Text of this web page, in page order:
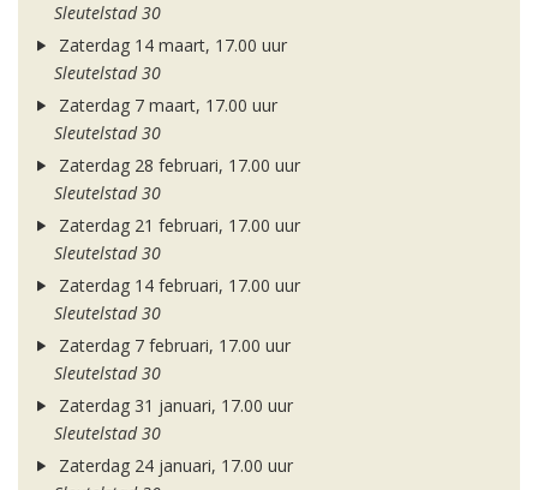
Sleutelstad 30
Zaterdag 14 maart, 17.00 uur
Sleutelstad 30
Zaterdag 7 maart, 17.00 uur
Sleutelstad 30
Zaterdag 28 februari, 17.00 uur
Sleutelstad 30
Zaterdag 21 februari, 17.00 uur
Sleutelstad 30
Zaterdag 14 februari, 17.00 uur
Sleutelstad 30
Zaterdag 7 februari, 17.00 uur
Sleutelstad 30
Zaterdag 31 januari, 17.00 uur
Sleutelstad 30
Zaterdag 24 januari, 17.00 uur